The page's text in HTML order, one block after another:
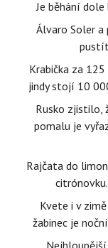
Je běhání
Álvaro Soler
Krabička za
jindy stojí 10
Rusko zjistilo,
pomalu je
Rajčata do
Kvete i v
žabinec je